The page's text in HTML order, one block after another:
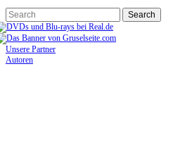
Unsere Partner
Autoren